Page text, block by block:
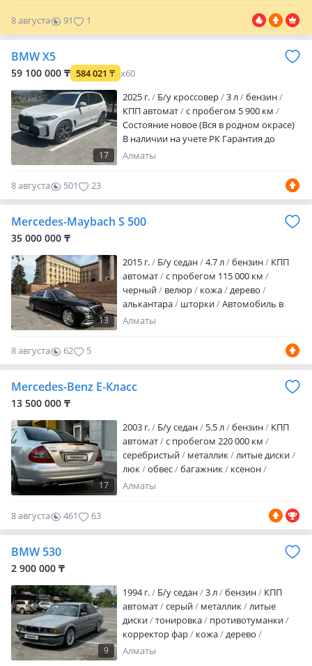
8 августа 91 1
BMW X5
59 100 000 ₸ 584 021 ₸ x60
17
2025 г. Б/у кроссовер 3 л
бензин
КПП автомат
с пробегом 5 900 км
Состояние новое (Вся в родном окрасе)
В наличии на учете РК Гарантия до
конца 2027г Сервисное обслуживание
Панарама Пневма М пакет Доводчики
Лазерная оптика Shadow line в круг
Стоит в Паркинге ТОРГ символический.
Алматы
8 августа 501 23
Mercedes-Maybach S 500
35 000 000 ₸
13
2015 г. Б/у седан 4.7 л бензин
КПП
автомат
с пробегом 115 000 км
черный
велюр кожа
дерево
алькантара
шторки
Автомобиль в
исключительном состоянии. Дата
регистрация в Казахстане — март 2016
эксплуатация. Родной подтвержденный
пробег. Без ДТП. Салон ухоженный, в
установлены оригинальн…
Алматы
8 августа 62 5
Mercedes-Benz E-Класс
13 500 000 ₸
17
2003 г. Б/у седан 5.5 л бензин
КПП
автомат
с пробегом 220 000 км
серебристый
металлик
литые диски
люк
обвес багажник
ксенон
биксенон
омыватель фар
обогрев зеркал кожа
дерево шторки аудиосистема
иммобилайзер по…
Алматы
8 августа 461 63
BMW 530
2 900 000 ₸
9
1994 г. Б/у седан 3 л бензин
КПП
автомат
серый металлик
литые
диски
тонировка
противотуманки
корректор фар
кожа
дерево
комбинированный
Алматы